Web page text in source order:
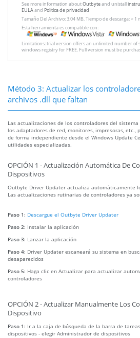
See more information aboutOutbyteand unistall
EULAand Política de privacidad
Tamaño Del Archivo: 3.04 MB, Tiempo de descarga: < 1
Esta herramienta es compatible con:
Limitations: trial version offers an unlimited number of
windows registry for FREE. Full version must be
Método 3: Actualizar los
archivos .dll que faltan
Las actualizaciones de los controladores del
los adaptadores de red, monitores, impresoras, etc.,
de forma independiente desde el Windows Update
utilidades especializadas.
OPCIÓN 1 - Actualización Automática De
Dispositivos
Outbyte Driver Updater actualiza automáticamente
Las actualizaciones rutinarias de controladores ya
Paso 1: Descargue el Outbyte Driver Updater
Paso 2: Instalar la aplicación
Paso 3: Lanzar la aplicación
Paso 4: Driver Updater escaneará su sistema en
desaparecidos
Paso 5: Haga clic en Actualizar para actualizar
controladores
OPCIÓN 2 - Actualizar Manualmente Los
Dispositivo
Paso 1: Ir a la caja de búsqueda de la barra de
dispositivos - elegir Administrador de dispositivos